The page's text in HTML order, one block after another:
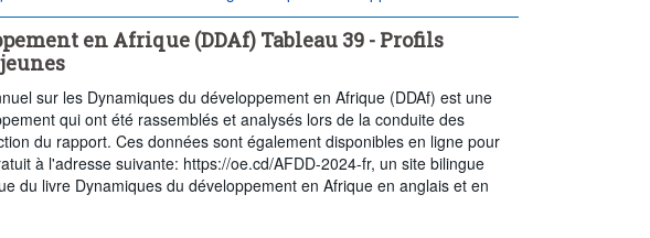
en Afrique (DDAf) Tableau 39 - Profils
sur les Dynamiques du développement en Afrique (DDAf) est une
qui ont été rassemblés et analysés lors de la conduite des
du rapport. Ces données sont également disponibles en ligne pour
à l'adresse suivante: https://oe.cd/AFDD-2024-fr, un site bilingue
du livre Dynamiques du développement en Afrique en anglais et en